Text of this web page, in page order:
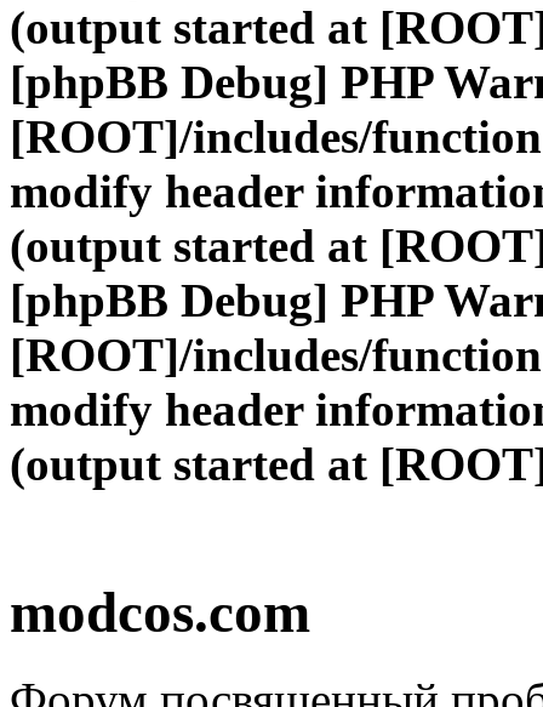
(output started at
[phpBB Debug] PHP
[ROOT]/includes/
modify header
(output started at
[phpBB Debug] PHP
[ROOT]/includes/
modify header
(output started at
modcos.com